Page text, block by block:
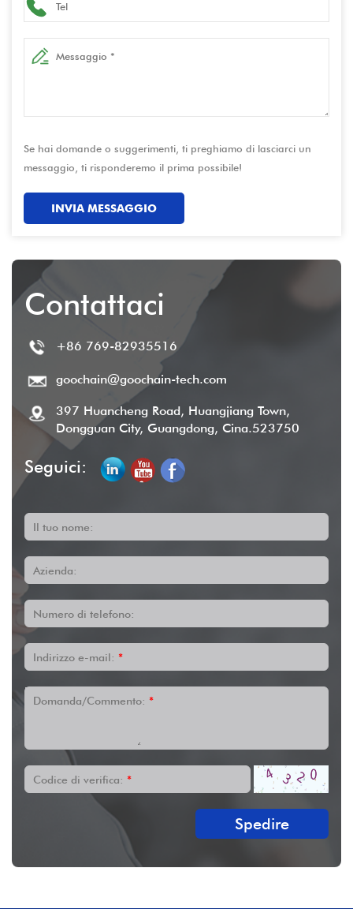
monitor
Se hai domande o suggerimenti, ti preghiamo di lasciarci un
messaggio, ti risponderemo il prima possibile!
INVIA MESSAGGIO
Contattaci
+86 769-82935516
goochain@goochain-tech.com
397 Huancheng Road, Huangjiang Town,
Dongguan City, Guangdong, Cina.523750
Seguici:
Il tuo nome:
Azienda:
Numero di telefono:
Indirizzo e-mail: *
Domanda/Commento: *
Codice di verifica: *
Spedire